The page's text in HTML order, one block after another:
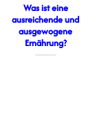
Was ist eine
ausreichende und
ausgewogene
Ernährung?